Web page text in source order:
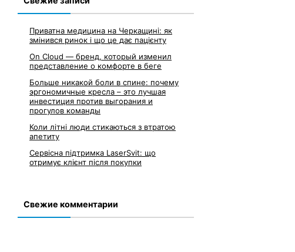
Приватна медицина на Черкащині: як
змінився ринок і що це дає пацієнту
On Cloud — бренд, который изменил
представление о комфорте в беге
Больше никакой боли в спине: почему
эргономичные кресла – это лучшая
инвестиция против выгорания и
прогулов команды
Коли літні люди стикаються з втратою
апетиту
Сервісна підтримка LaserSvit: що
отримує клієнт після покупки
Свежие комментарии